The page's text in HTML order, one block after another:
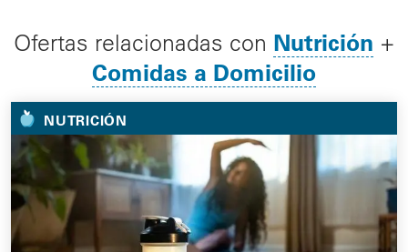
Ofertas relacionadas con Nutrición +
Comidas a Domicilio
NUTRICIÓN